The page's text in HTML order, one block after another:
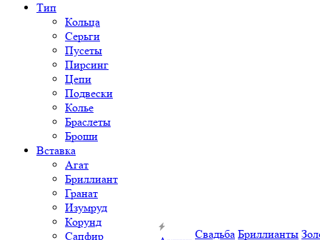
Тип
Кольца
Серьги
Пусеты
Пирсинг
Цепи
Подвески
Колье
Браслеты
Броши
Вставка
Агат
Бриллиант
Гранат
Изумруд
Корунд
Сапфир
Свадьба Бриллианты